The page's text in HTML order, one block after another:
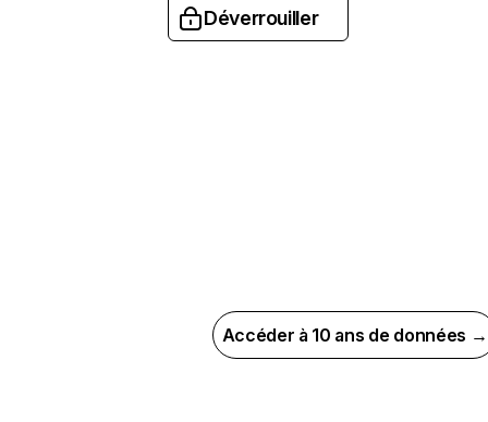
Déverrouiller
Accéder à 10 ans de données →